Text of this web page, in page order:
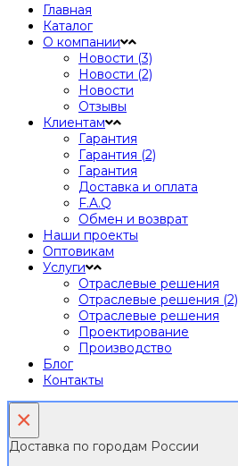
Главная
Каталог
О компании
Новости (3)
Новости (2)
Новости
Отзывы
Клиентам
Гарантия
Гарантия (2)
Гарантия
Доставка и оплата
F.A.Q
Обмен и возврат
Наши проекты
Оптовикам
Услуги
Отраслевые решения
Отраслевые решения (2)
Отраслевые решения
Проектирование
Производство
Блог
Контакты
×
Доставка по городам России